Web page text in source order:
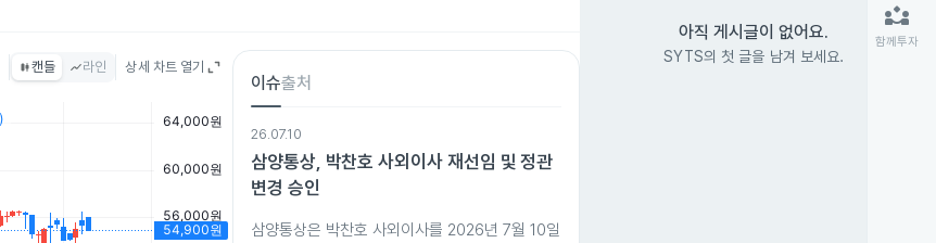
캔들 라인 상세 차트 열기
이슈출처
26.07.10
삼양통상, 박찬호 사외이사 재선임 및 정관
변경 승인
삼양통상은 박찬호 사외이사를 2026년 7월 10일
아직 게시글이 없어요.
SYTS의 첫 글을 남겨 보세요.
partner_exchange
함께투자